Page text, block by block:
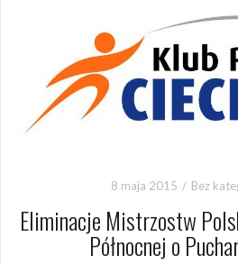
8 maja 2015 Bez
Eliminacje Mistrzostw
Północnej o